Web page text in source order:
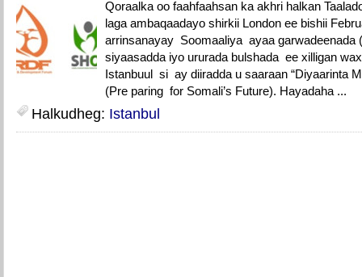
Qoraalka oo faahfaahsan ka akhri halkan
laga ambaqaadayo shirkii London ee bishii
arrinsanayay Soomaaliya ayaa garwadeenada
siyaasadda iyo ururada bulshada ee xilligan
Istanbuul si ay diiradda u saaraan “Diyaarinta
(Pre paring for Somali’s Future). Hayadaha ...
Halkudheg: Istanbul